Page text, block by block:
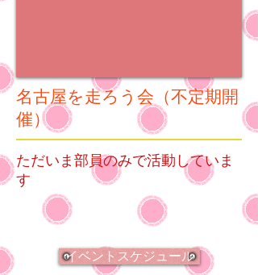
名古屋を走ろう会（不定期開
催）
イベントスケジュール
ただいま部員のみで活動していま
す